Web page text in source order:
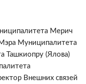
Мерич
Муниципалитета
Ташкиопру (Ялова)
Внешних связей